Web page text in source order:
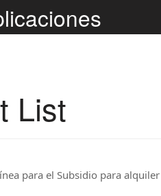
List
para el Subsidio para